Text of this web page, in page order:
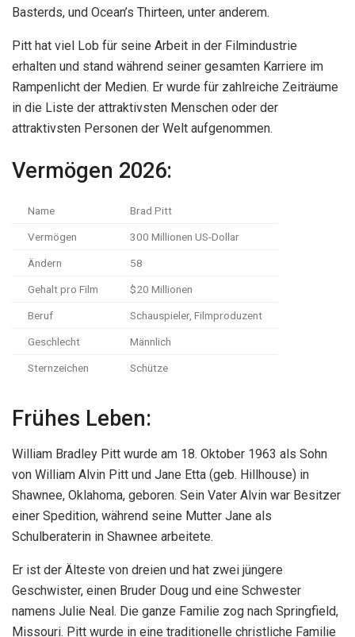
Basterds, und Ocean’s Thirteen, unter anderem.
Pitt hat viel Lob für seine Arbeit in der Filmindustrie
erhalten und stand während seiner gesamten Karriere im
Rampenlicht der Medien. Er wurde für zahlreiche Zeiträume
in die Liste der attraktivsten Menschen oder der
attraktivsten Personen der Welt aufgenommen.
Vermögen 2026:
Name Brad Pitt
Vermögen 300 Millionen US-Dollar
Ändern 58
Gehalt pro Film $20 Millionen
Beruf Schauspieler, Filmproduzent
Geschlecht Männlich
Sternzeichen Schütze
Frühes Leben:
William Bradley Pitt wurde am 18. Oktober 1963 als Sohn
von William Alvin Pitt und Jane Etta (geb. Hillhouse) in
Shawnee, Oklahoma, geboren. Sein Vater Alvin war Besitzer
einer Spedition, während seine Mutter Jane als
Schulberaterin in Shawnee arbeitete.
Er ist der Älteste von dreien und hat zwei jüngere
Geschwister, einen Bruder Doug und eine Schwester
namens Julie Neal. Die ganze Familie zog nach Springfield,
Missouri. Pitt wurde in eine traditionelle christliche Familie